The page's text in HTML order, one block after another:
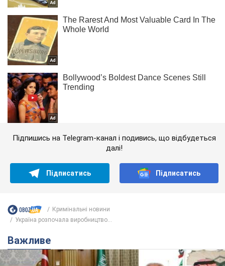
Підпишись на Telegram-канал і подивись, що відбудеться
далі!
Підписатись Підписатись
Кримінальні новини
Україна розпочала виробництво...
Важливе